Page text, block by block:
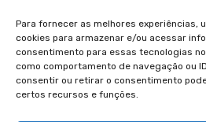
Para fornecer as melhores experiências,
cookies para armazenar e/ou acessar
consentimento para essas tecnologias
como comportamento de navegação ou
consentir ou retirar o consentimento
certos recursos e funções.